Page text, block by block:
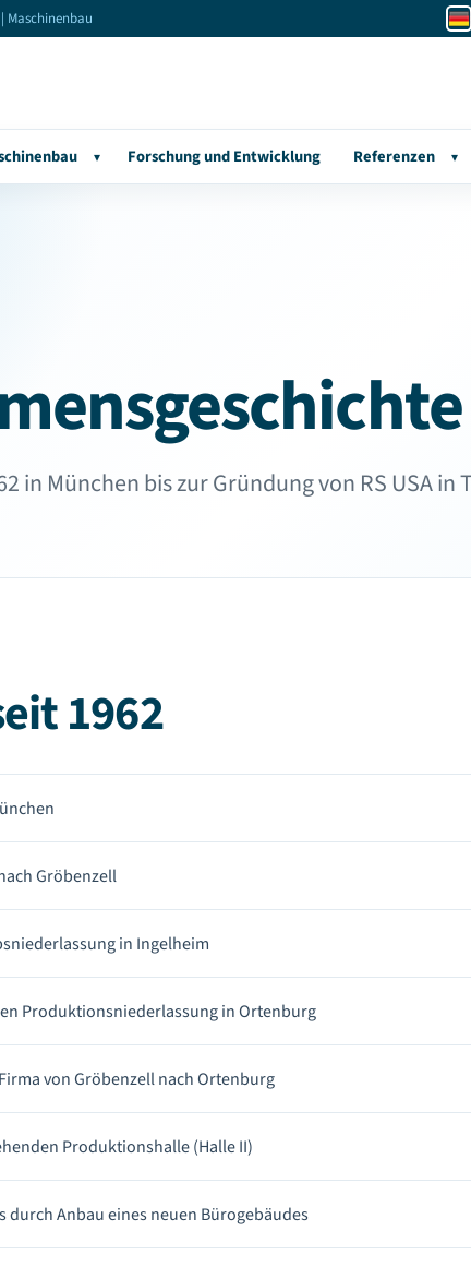
Maschinenbau
▾ Forschung und Entwicklung Referenzen ▾
in München bis zur Gründung von RS USA in
1962
Gröbenzell
in Ingelheim
Produktionsniederlassung in Ortenburg
von Gröbenzell nach Ortenburg
Produktionshalle (Halle II)
durch Anbau eines neuen Bürogebäudes